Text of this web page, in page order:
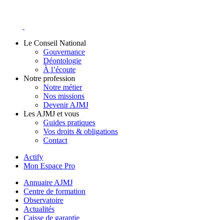
Le Conseil National
Gouvernance
Déontologie
À l’écoute
Notre profession
Notre métier
Nos missions
Devenir AJMJ
Les AJMJ et vous
Guides pratiques
Vos droits & obligations
Contact
Actify
Mon Espace Pro
Annuaire AJMJ
Centre de formation
Observatoire
Actualités
Caisse de garantie